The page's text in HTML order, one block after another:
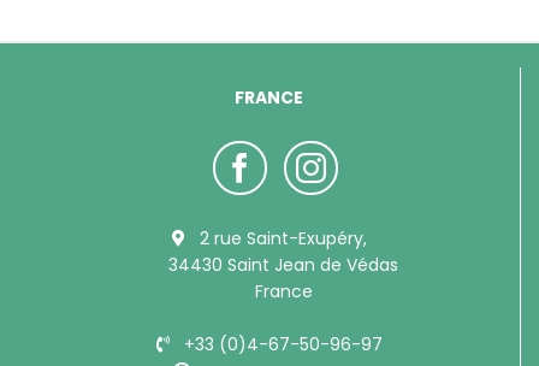
FRANCE
2 rue Saint-Exupéry,
34430 Saint Jean de Védas
France
+33 (0)4-67-50-96-97